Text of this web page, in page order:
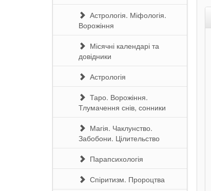
Астрологія. Міфологія.
Ворожіння
Місячні календарі та
довідники
Астрологія
Таро. Ворожіння.
Тлумачення снів, сонники
Магія. Чаклунство.
Забобони. Цілительство
Парапсихологія
Спіритизм. Пророцтва